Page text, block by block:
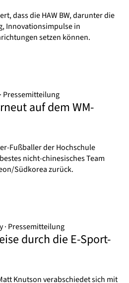
dass die HAW BW, darunter die
Innovationsimpulse in
setzen können.
Pressemitteilung
auf dem WM-
Fußballer der Hochschule
nicht-chinesisches Team
Südkorea zurück.
Pressemitteilung
durch die E-Sport-
Knutson verabschiedet sich mit